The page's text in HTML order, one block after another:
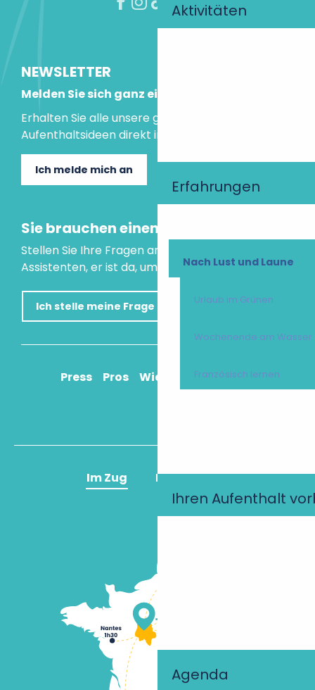
Aktivitäten
Erfahrungen
Nach Lust und Laune
Urlaub im Grünen
Wochenende am Wasser
Französisch lernen
Ihren Aufenthalt
Agenda
NEWSLETTER
Melden Sie sich ganz einfach an!
Erhalten Sie alle unsere guten Tipps und
Aufenthaltsideen direkt in Ihre Mailbox.
Ich melde mich an
Sie brauchen einen Rat?
Stellen Sie Ihre Fragen an unseren virtuellen
Assistenten, er ist da, um Ihnen zu helfen.
Ich stelle meine Frage
Press Pros Wie komme ich an?
Im Zug Im Flugzeug